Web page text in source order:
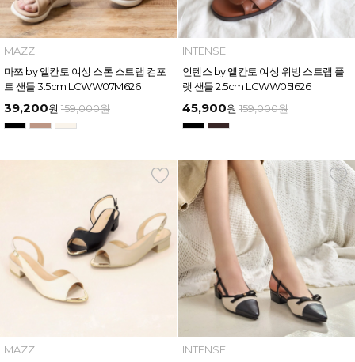
MAZZ
마쯔 by 엘칸토 여성 스톤 스트랩 컴포
트 샌들 3.5cm LCWW07M626
39,200원 159,000원
INTENSE
인텐스 by 엘칸토 여성 위빙 스트랩 플
랫 샌들 2.5cm LCWW05I626
45,900원 159,000원
MAZZ
INTENSE